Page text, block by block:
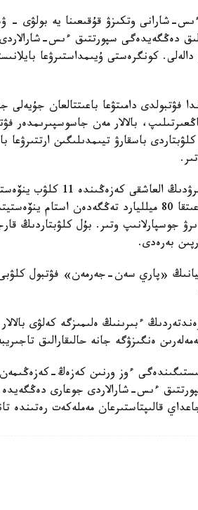
شارانى وتكىزۋ قۇقىعىنا يە بولۋى -
دەڭگەيدەگى سپورتتىق ءىس-
دالەلى. كونگرەستى ۇيىمداستىرۋعا
فۋتبولدى دامىتۋعا باعىتتالعان
بالالار مەن جاسوسپىرىمدەر
باسقارۋ تيىمدىلىگىن ارتتىرۋعا
كاسىبي فۋتبولدى
باسقارۋ مودەلىنە كوشتى. وسى باعىتقا 80 ميلليارد
جوسپارلانىپ وتىر. بۇل كلۋبتاردىڭ
بەرەدى.
فرانسيانىڭ «پاري سەن-جەرمەن» فۋتبول
ءبىرىنىڭ ەلىمىزگە كەلۋى
ەنگىزۋگە جانە حالىقارالىق
ءوز ورنىن كەزەڭ-
ءىس-شارالاردى جوعارى دەڭگەيدە
قالىپتاستىرعان مەملەكەت رەتىندە